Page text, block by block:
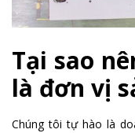
Tại sao
là đơn vị
Chúng tôi tự hào là